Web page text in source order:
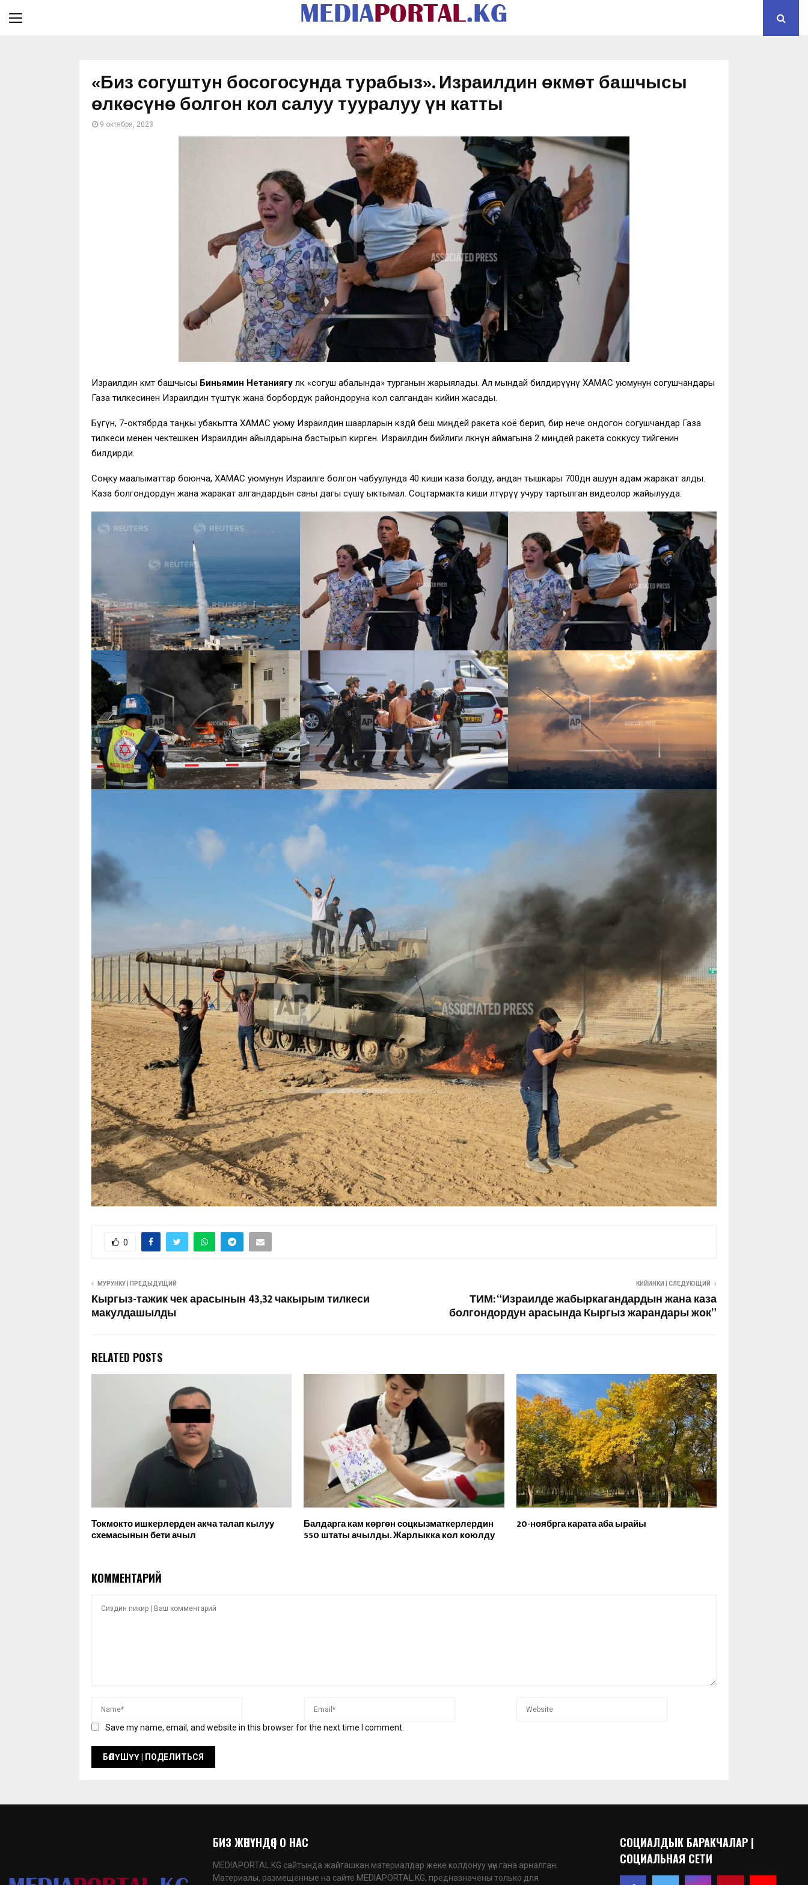
«Биз согуштун босогосунда турабыз». Израилдин өкмөт башчысы
өлкөсүнө болгон кол салуу тууралуу үн катты
9 октября, 2023
Израилдин өкмөт башчысы Биньямин Нетаниягу өлкө «согуш абалында» турганын жарыялады. Ал мындай билдирүүнү ХАМАС уюмунун согушчандары
Газа тилкесинен Израилдин түштүк жана борбордук райондоруна кол салгандан кийин жасады.
Бүгүн, 7-октябрда таңкы убакытта ХАМАС уюму Израилдин шаарларын көздөй беш миңдей ракета коё берип, бир нече ондогон согушчандар Газа
тилкеси менен чектешкен Израилдин айылдарына бастырып кирген. Израилдин бийлиги өлкөнүн аймагына 2 миңдей ракета соккусу тийгенин
билдирди.
Соңку маалыматтар боюнча, ХАМАС уюмунун Израилге болгон чабуулунда 40 киши каза болду, андан тышкары 700дөн ашуун адам жаракат алды.
Каза болгондордун жана жаракат алгандардын саны дагы өсүшү ыктымал. Соцтармакта киши өлтүрүү учуру тартылган видеолор жайылууда.
0
МУРУНКУ | ПРЕДЫДУЩИЙ
Кыргыз-тажик чек арасынын 43,32 чакырым тилкеси
макулдашылды
КИЙИНКИ | СЛЕДУЮЩИЙ
ТИМ: “Израилде жабыркагандардын жана каза
болгондордун арасында Кыргыз жарандары жок”
RELATED POSTS
Токмокто ишкерлерден акча талап кылуу
схемасынын бети ачыл
Балдарга кам көргөн соцкызматкерлердин
550 штаты ачылды. Жарлыкка кол коюлду
20-ноябрга карата аба ырайы
КОММЕНТАРИЙ
Save my name, email, and website in this browser for the next time I comment.
БИЗ ЖӨНҮНДӨ | О НАС
MEDIAPORTAL.KG сайтында жайгашкан материалдар жеке колдонуу үчүн гана арналган.
Материалы, размещенные на сайте MEDIAPORTAL.KG, предназначены только для
СОЦИАЛДЫК БАРАКЧАЛАР |
СОЦИАЛЬНАЯ СЕТИ